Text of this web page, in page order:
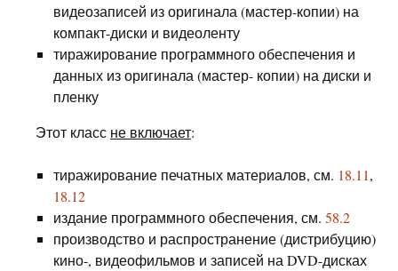
видеозаписей из оригинала (мастер-копии) на
компакт-диски и видеоленту
тиражирование программного обеспечения и
данных из оригинала (мастер- копии) на диски и
пленку
Этот класс не включает:
тиражирование печатных материалов, см. 18.11,
18.12
издание программного обеспечения, см. 58.2
производство и распространение (дистрибуцию)
кино-, видеофильмов и записей на DVD-дисках